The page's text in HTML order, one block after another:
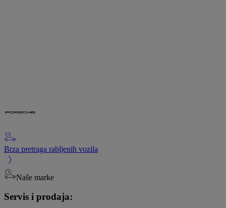
Brza pretraga rabljenih vozila
Naše marke
Servis i prodaja: